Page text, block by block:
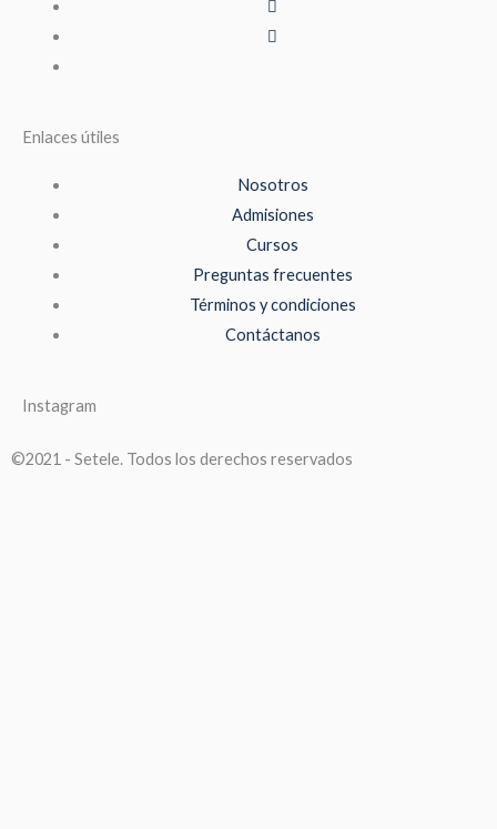
Enlaces útiles
Nosotros
Admisiones
Cursos
Preguntas frecuentes
Términos y condiciones
Contáctanos
Instagram
©2021 - Setele. Todos los derechos reservados